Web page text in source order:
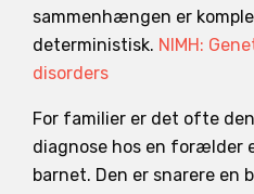
sammenhængen er
deterministisk. NIMH:
disorders
For familier er det ofte
diagnose hos en forælder
barnet. Den er snarere en